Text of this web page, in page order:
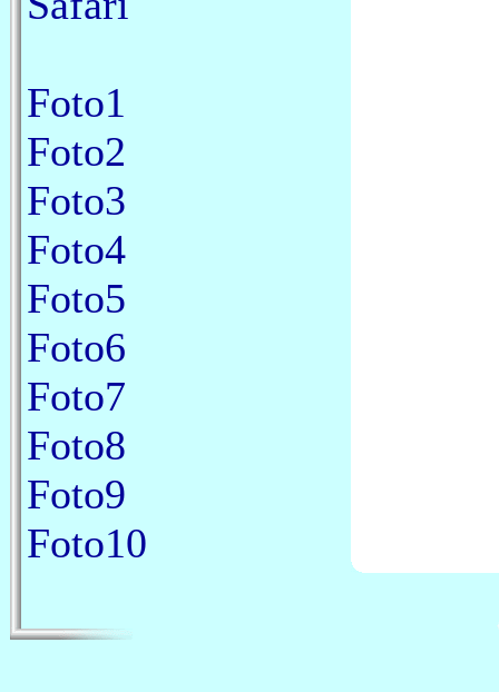
Foto1
Foto2
Foto3
Foto4
Foto5
Foto6
Foto7
Foto8
Foto9
Foto10